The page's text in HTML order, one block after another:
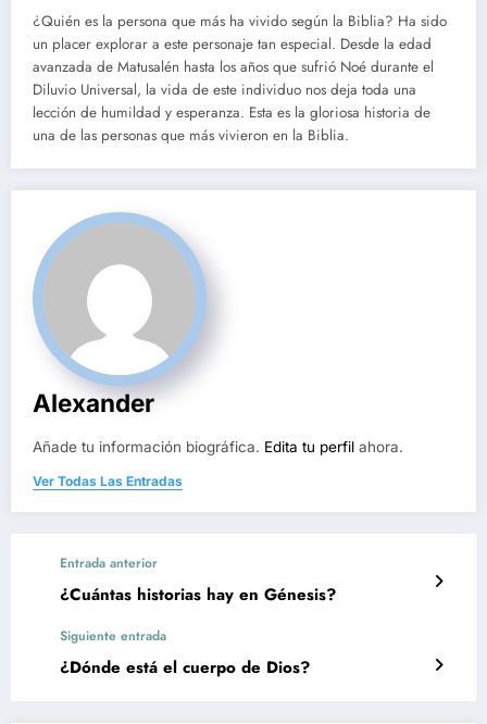
¿Quién es la persona que más ha vivido según la Biblia? Ha sido
un placer explorar a este personaje tan especial. Desde la edad
avanzada de Matusalén hasta los años que sufrió Noé durante el
Diluvio Universal, la vida de este individuo nos deja toda una
lección de humildad y esperanza. Esta es la gloriosa historia de
una de las personas que más vivieron en la Biblia.
Alexander
Añade tu información biográfica. Edita tu perfil ahora.
Ver Todas Las Entradas
Entrada anterior
¿Cuántas historias hay en Génesis?
Siguiente entrada
¿Dónde está el cuerpo de Dios?